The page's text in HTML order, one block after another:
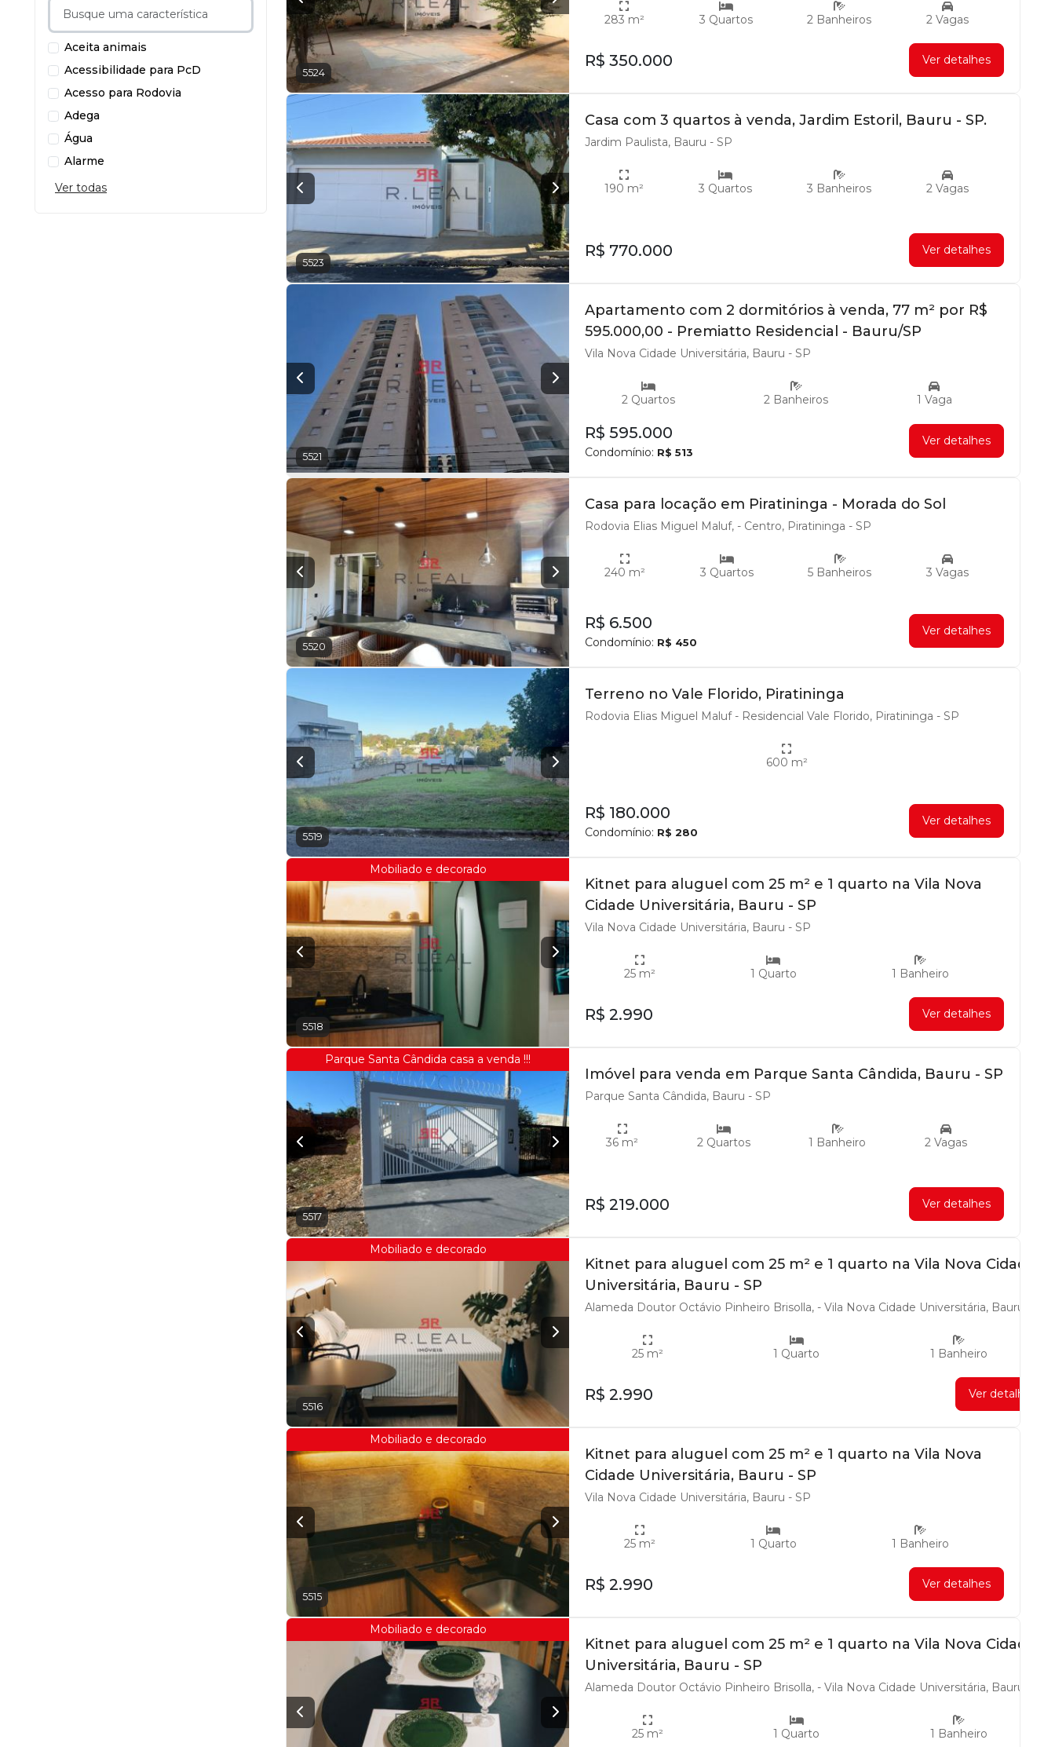
Aceita animais
Acessibilidade para PcD
Acesso para Rodovia
Adega
Água
Alarme
Ver todas
5524
283 m² 3 Quartos 2 Banheiros 2 Vagas
R$ 350.000 Ver detalhes
5523
Casa com 3 quartos à venda, Jardim Estoril, Bauru - SP.
Jardim Paulista, Bauru - SP
190 m² 3 Quartos 3 Banheiros 2 Vagas
R$ 770.000 Ver detalhes
5521
Apartamento com 2 dormitórios à venda, 77 m² por R$
595.000,00 - Premiatto Residencial - Bauru/SP
Vila Nova Cidade Universitária, Bauru - SP
2 Quartos 2 Banheiros 1 Vaga
R$ 595.000
Condomínio: R$ 513
Ver detalhes
5520
Casa para locação em Piratininga - Morada do Sol
Rodovia Elias Miguel Maluf, - Centro, Piratininga - SP
240 m² 3 Quartos 5 Banheiros 3 Vagas
R$ 6.500
Condomínio: R$ 450
Ver detalhes
5519
Terreno no Vale Florido, Piratininga
Rodovia Elias Miguel Maluf - Residencial Vale Florido, Piratininga - SP
600 m²
R$ 180.000
Condomínio: R$ 280
Ver detalhes
Mobiliado e decorado
5518
Kitnet para aluguel com 25 m² e 1 quarto na Vila Nova
Cidade Universitária, Bauru - SP
Vila Nova Cidade Universitária, Bauru - SP
25 m² 1 Quarto 1 Banheiro
R$ 2.990 Ver detalhes
Parque Santa Cândida casa a venda !!!
5517
Imóvel para venda em Parque Santa Cândida, Bauru - SP
Parque Santa Cândida, Bauru - SP
36 m² 2 Quartos 1 Banheiro 2 Vagas
R$ 219.000 Ver detalhes
Mobiliado e decorado
5516
Kitnet para aluguel com 25 m² e 1 quarto na Vila Nova Cidade
Universitária, Bauru - SP
Alameda Doutor Octávio Pinheiro Brisolla, - Vila Nova Cidade Universitária, Bauru - SP
25 m² 1 Quarto 1 Banheiro
R$ 2.990 Ver detalhes
Mobiliado e decorado
5515
Kitnet para aluguel com 25 m² e 1 quarto na Vila Nova
Cidade Universitária, Bauru - SP
Vila Nova Cidade Universitária, Bauru - SP
25 m² 1 Quarto 1 Banheiro
R$ 2.990 Ver detalhes
Mobiliado e decorado
Kitnet para aluguel com 25 m² e 1 quarto na Vila Nova Cidade
Universitária, Bauru - SP
Alameda Doutor Octávio Pinheiro Brisolla, - Vila Nova Cidade Universitária, Bauru - SP
25 m² 1 Quarto 1 Banheiro